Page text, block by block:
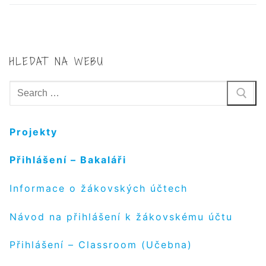
HLEDAT NA WEBU
Hledat:
Projekty
Přihlášení – Bakaláři
Informace o žákovských účtech
Návod na přihlášení k žákovskému účtu
Přihlášení – Classroom (Učebna)